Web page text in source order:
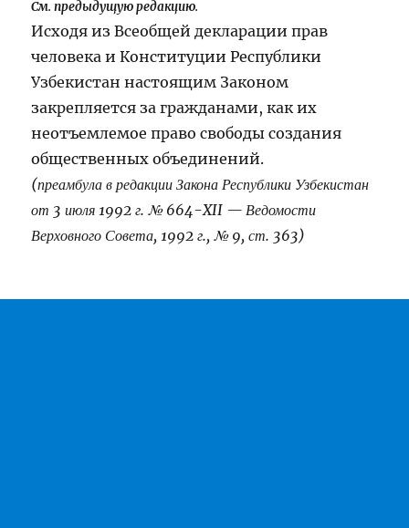
См. предыдущую редакцию.
Исходя из Всеобщей декларации прав
человека и Конституции Республики
Узбекистан настоящим Законом
закрепляется за гражданами, как их
неотъемлемое право свободы создания
общественных объединений.
(преамбула в редакции Закона Республики Узбекистан
от 3 июля 1992 г. № 664-XII — Ведомости
Верховного Совета, 1992 г., № 9, ст. 363)